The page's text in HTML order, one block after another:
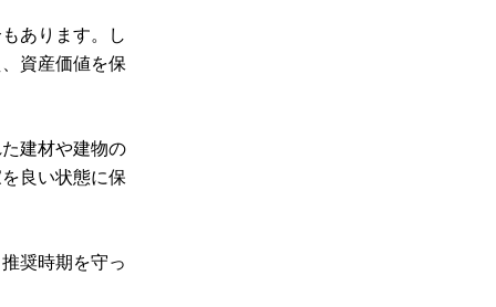
あります。し
資産価値を保
建材や建物の
良い状態に保
奨時期を守っ